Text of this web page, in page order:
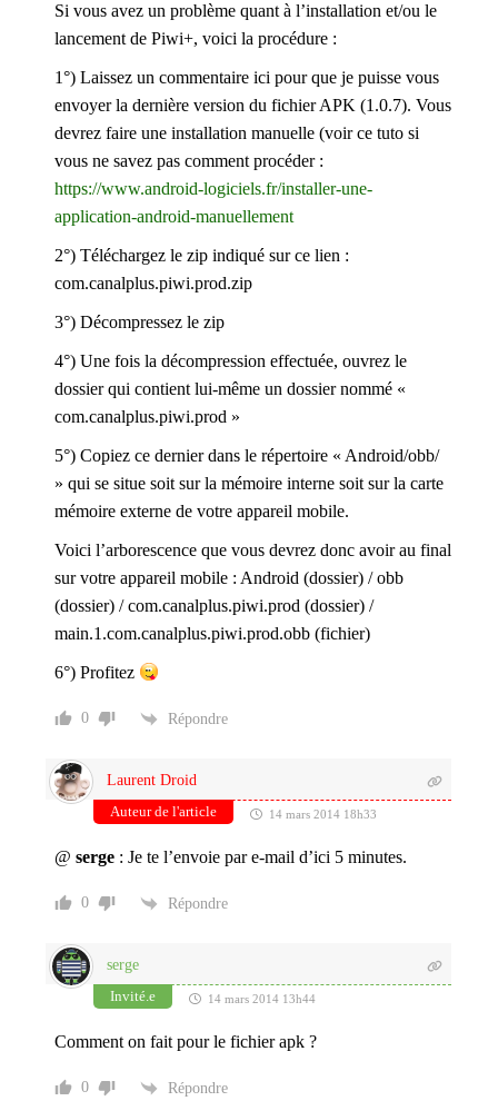
Si vous avez un problème quant à l’installation et/ou le
lancement de Piwi+, voici la procédure :
1°) Laissez un commentaire ici pour que je puisse vous
envoyer la dernière version du fichier APK (1.0.7). Vous
devrez faire une installation manuelle (voir ce tuto si
vous ne savez pas comment procéder :
https://www.android-logiciels.fr/installer-une-
application-android-manuellement
2°) Téléchargez le zip indiqué sur ce lien :
com.canalplus.piwi.prod.zip
3°) Décompressez le zip
4°) Une fois la décompression effectuée, ouvrez le
dossier qui contient lui-même un dossier nommé «
com.canalplus.piwi.prod »
5°) Copiez ce dernier dans le répertoire « Android/obb/
» qui se situe soit sur la mémoire interne soit sur la carte
mémoire externe de votre appareil mobile.
Voici l’arborescence que vous devrez donc avoir au final
sur votre appareil mobile : Android (dossier) / obb
(dossier) / com.canalplus.piwi.prod (dossier) /
main.1.com.canalplus.piwi.prod.obb (fichier)
6°) Profitez
0 Répondre
Laurent Droid
Auteur de l'article
14 mars 2014 18h33
@ serge: Je te l’envoie par e-mail d’ici 5 minutes.
0 Répondre
serge
Invité.e
14 mars 2014 13h44
Comment on fait pour le fichier apk ?
0 Répondre